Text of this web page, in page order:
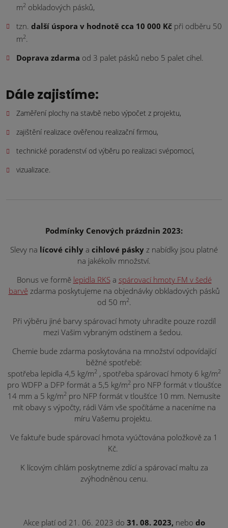
m2obkladových pásků,
tzn. další úspora v hodnotě cca 10 000 Kčpři odběru 50
m2.
Doprava zdarma od 3 palet pásků nebo 5 palet cihel.
Dále zajistíme:
Zaměření plochy na stavbě nebo výpočet z projektu,
zajištění realizace ověřenou realizační firmou,
technické poradenství od výběru po realizaci svépomocí,
vizualizace.
Podmínky Cenových prázdnin 2023:
Slevy na lícové cihly a cihlové pásky z nabídky jsou platné
na jakékoliv množství.
Bonus ve formě lepidla RKSa spárovací hmoty FM v šedé
barvězdarma poskytujeme na objednávky obkladových pásků
od 50 m2.
Při výběru jiné barvy spárovací hmoty uhradíte pouze rozdíl
mezi Vašim vybraným odstínem a šedou.
Chemie bude zdarma poskytována na množství odpovídající
běžné spotřebě:
spotřeba lepidla 4,5 kg/m2, spotřeba spárovací hmoty 6 kg/m2
pro WDFP a DFP formát a 5,5 kg/m2pro NFP formát v tloušťce
14 mm a 5 kg/m2 pro NFP formát v tloušťce 10 mm. Nemusíte
mít obavy s výpočty, rádi Vám vše spočítáme a naceníme na
míru Vašemu projektu.
Ve faktuře bude spárovací hmota vyúčtována položkově za 1
Kč.
K lícovým cihlám poskytneme zdící a spárovací maltu za
zvýhodněnou cenu.
Akce platí od 21. 06. 2023 do 31. 08. 2023,nebo do